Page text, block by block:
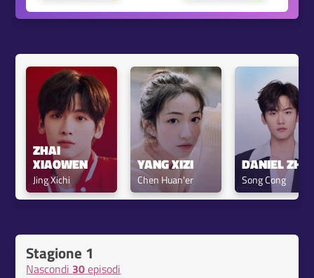
ZHAI
XIAOWEN
Jing Xichi
YANG XIZI
Chen Huan'er
DANIEL
Song Cong
Stagione 1
Nascondi 30episodi